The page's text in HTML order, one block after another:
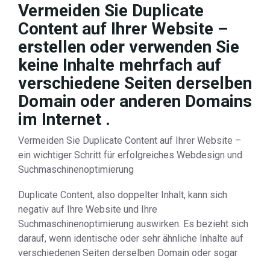
Vermeiden Sie Duplicate
Content auf Ihrer Website –
erstellen oder verwenden Sie
keine Inhalte mehrfach auf
verschiedene Seiten derselben
Domain oder anderen Domains
im Internet .
Vermeiden Sie Duplicate Content auf Ihrer Website –
ein wichtiger Schritt für erfolgreiches Webdesign und
Suchmaschinenoptimierung
Duplicate Content, also doppelter Inhalt, kann sich
negativ auf Ihre Website und Ihre
Suchmaschinenoptimierung auswirken. Es bezieht sich
darauf, wenn identische oder sehr ähnliche Inhalte auf
verschiedenen Seiten derselben Domain oder sogar